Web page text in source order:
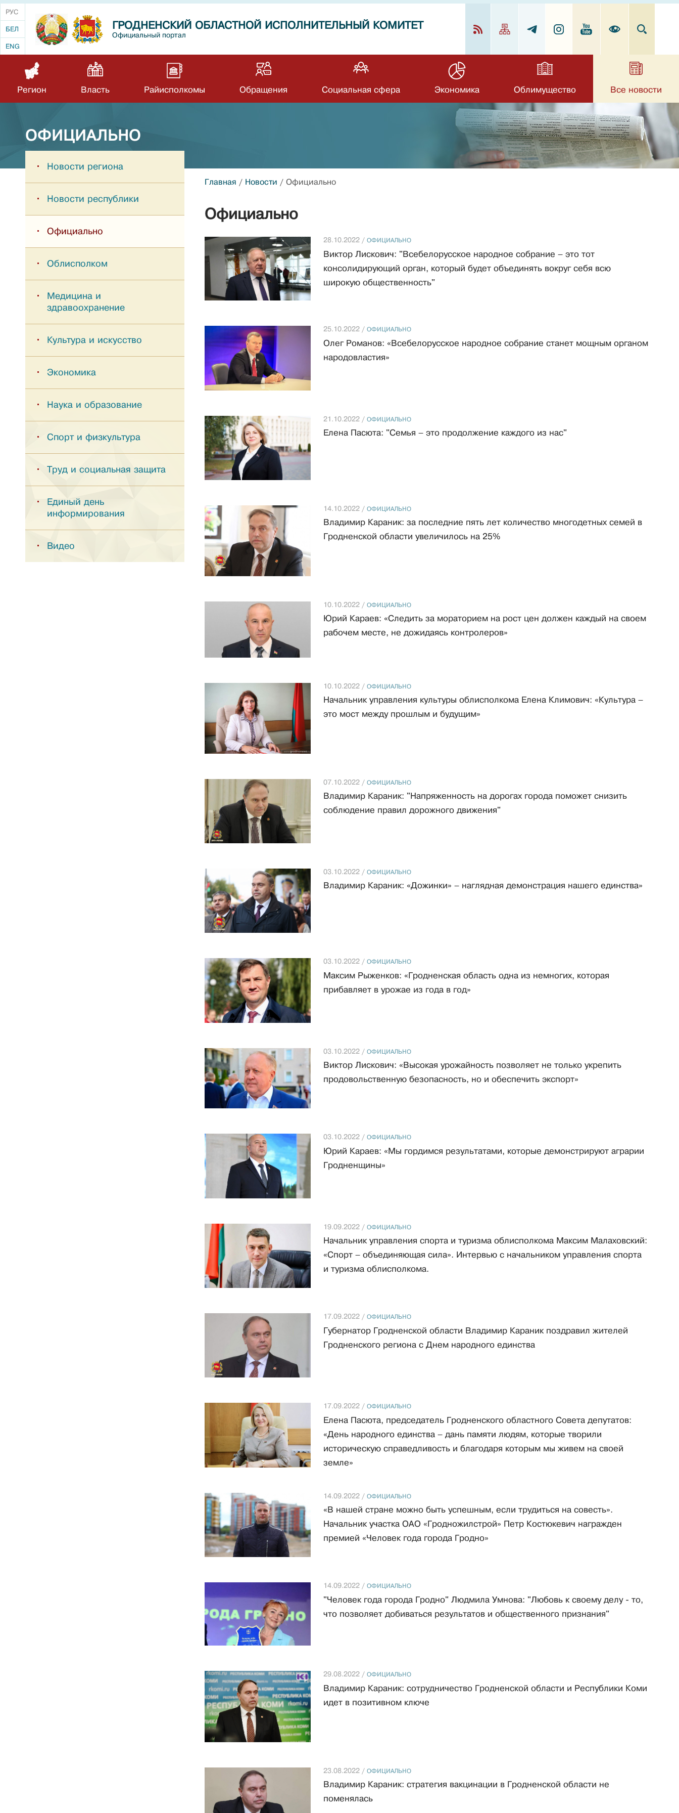
РУС
БЕЛ
ENG
ГРОДНЕНСКИЙ ОБЛАСТНОЙ ИСПОЛНИТЕЛЬНЫЙ КОМИТЕТ
Официальный портал
Регион Власть Райисполкомы Обращения Социальная сфера Экономика Облимущество Все новости
ОФИЦИАЛЬНО
Новости региона
Новости республики
Официально
Облисполком
Медицина и
здравоохранение
Культура и искусство
Экономика
Наука и образование
Спорт и физкультура
Труд и социальная защита
Единый день
информирования
Видео
Главная / Новости / Официально
Официально
28.10.2022 / ОФИЦИАЛЬНО
Виктор Лискович: "Всебелорусское народное собрание – это тот
консолидирующий орган, который будет объединять вокруг себя всю
широкую общественность"
25.10.2022 / ОФИЦИАЛЬНО
Олег Романов: «Всебелорусское народное собрание станет мощным органом
народовластия»
21.10.2022 / ОФИЦИАЛЬНО
Елена Пасюта: "Семья – это продолжение каждого из нас"
14.10.2022 / ОФИЦИАЛЬНО
Владимир Караник: за последние пять лет количество многодетных семей в
Гродненской области увеличилось на 25%
10.10.2022 / ОФИЦИАЛЬНО
Юрий Караев: «Следить за мораторием на рост цен должен каждый на своем
рабочем месте, не дожидаясь контролеров»
10.10.2022 / ОФИЦИАЛЬНО
Начальник управления культуры облисполкома Елена Климович: «Культура –
это мост между прошлым и будущим»
07.10.2022 / ОФИЦИАЛЬНО
Владимир Караник: "Напряженность на дорогах города поможет снизить
соблюдение правил дорожного движения"
03.10.2022 / ОФИЦИАЛЬНО
Владимир Караник: «Дожинки» – наглядная демонстрация нашего единства»
03.10.2022 / ОФИЦИАЛЬНО
Максим Рыженков: «Гродненская область одна из немногих, которая
прибавляет в урожае из года в год»
03.10.2022 / ОФИЦИАЛЬНО
Виктор Лискович: «Высокая урожайность позволяет не только укрепить
продовольственную безопасность, но и обеспечить экспорт»
03.10.2022 / ОФИЦИАЛЬНО
Юрий Караев: «Мы гордимся результатами, которые демонстрируют аграрии
Гродненщины»
19.09.2022 / ОФИЦИАЛЬНО
Начальник управления спорта и туризма облисполкома Максим Малаховский:
«Спорт – объединяющая сила». Интервью с начальником управления спорта
и туризма облисполкома.
17.09.2022 / ОФИЦИАЛЬНО
Губернатор Гродненской области Владимир Караник поздравил жителей
Гродненского региона с Днем народного единства
17.09.2022 / ОФИЦИАЛЬНО
Елена Пасюта, председатель Гродненского областного Совета депутатов:
«День народного единства – дань памяти людям, которые творили
историческую справедливость и благодаря которым мы живем на своей
земле»
14.09.2022 / ОФИЦИАЛЬНО
«В нашей стране можно быть успешным, если трудиться на совесть».
Начальник участка ОАО «Гродножилстрой» Петр Костюкевич награжден
премией «Человек года города Гродно»
14.09.2022 / ОФИЦИАЛЬНО
"Человек года города Гродно" Людмила Умнова: "Любовь к своему делу - то,
что позволяет добиваться результатов и общественного признания"
29.08.2022 / ОФИЦИАЛЬНО
Владимир Караник: сотрудничество Гродненской области и Республики Коми
идет в позитивном ключе
23.08.2022 / ОФИЦИАЛЬНО
Владимир Караник: стратегия вакцинации в Гродненской области не
поменялась